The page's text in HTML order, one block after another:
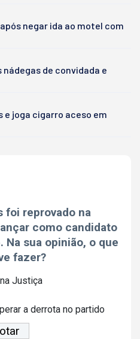
negar ida ao motel com
de convidada e
e joga cigarro aceso em
foi reprovado na
como candidato
Na sua opinião, o que
fazer?
Justiça
a derrota no partido